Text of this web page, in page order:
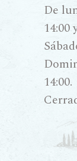
De
14:00
14:00.